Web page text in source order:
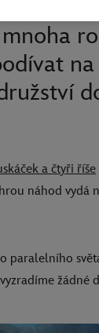
a čtyři říše
náhod
paralelního
žádné